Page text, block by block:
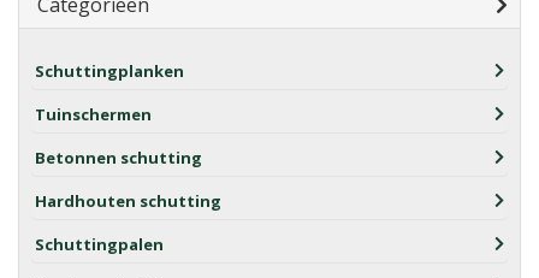
Schuttingplanken
Tuinschermen
Betonnen schutting
Hardhouten schutting
Schuttingpalen